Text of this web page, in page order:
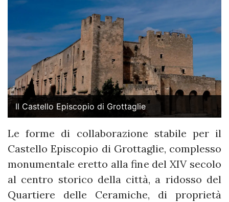
Il Castello Episcopio di Grottaglie
Le forme di collaborazione stabile per il
Castello Episcopio di Grottaglie, complesso
monumentale eretto alla fine del XIV secolo
al centro storico della città, a ridosso del
Quartiere delle Ceramiche, di proprietà